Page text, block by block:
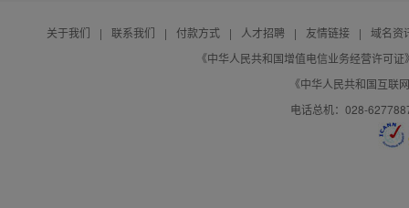
关于我们 | 联系我们 | 付款方式 | 人才招聘 | 友情链接 |
域名资
《中华人民共和国增值电信业务经营许可
《中华人民共和国互联
电话总机：028-